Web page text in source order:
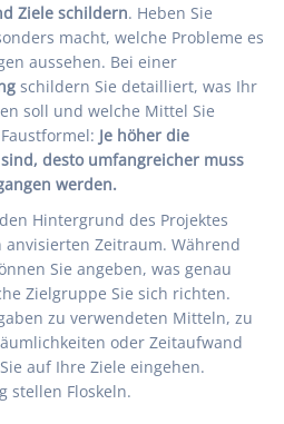
Ziele schildern. Heben Sie
macht, welche Probleme es
aussehen. Bei einer
schildern Sie detailliert, was Ihr
soll und welche Mittel Sie
Je höher die
desto umfangreicher muss
werden.
Hintergrund des Projektes
Zeitraum. Während
Sie angeben, was genau
Zielgruppe Sie sich richten.
zu verwendeten Mitteln, zu
oder Zeitaufwand
auf Ihre Ziele eingehen.
stellen Floskeln.